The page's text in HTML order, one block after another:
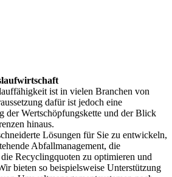
ist in vielen Branchen von
dafür ist jedoch eine
der Wertschöpfungskette und der Blick
hinaus.
Lösungen für Sie zu entwickeln,
Abfallmanagement, die
Recyclingquoten zu optimieren und
bieten so beispielsweise Unterstützung